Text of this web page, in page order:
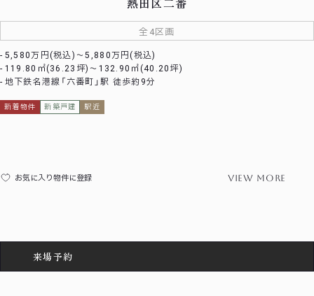
全4区画
5,580万円(税込)～5,880万円(税込)
119.80㎡(36.23坪)〜132.90㎡(40.20坪)
地下鉄名港線「六番町」駅 徒歩約9分
新着物件 新築戸建 駅近
お気に入り物件に登録 view more
来場予約